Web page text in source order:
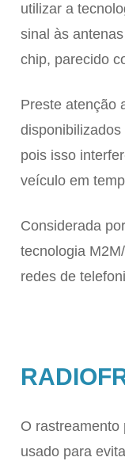
utilizar a
sinal às
chip, parecido
Preste atenção
pois isso
veículo em
Considerada
tecnologia
redes de
O rastreamento
usado para